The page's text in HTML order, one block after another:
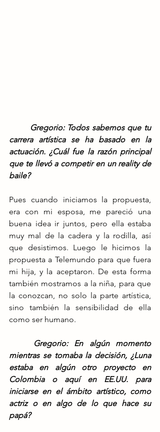
carrera artística se ha basado en la
actuación. ¿Cuál fue la razón principal
que te llevó a competir en un reality de
baile?
Pues cuando iniciamos la propuesta,
era con mi esposa, me pareció una
buena idea ir juntos, pero ella estaba
muy mal de la cadera y la rodilla, así
que desistimos. Luego le hicimos la
propuesta a Telemundo para que fuera
mi hija, y la aceptaron. De esta forma
también mostramos a la niña, para que
la conozcan, no solo la parte artística,
sino también la sensibilidad de ella
como ser humano.
Gregorio: En algún momento
mientras se tomaba la decisión, ¿Luna
estaba en algún otro proyecto en
Colombia o aquí en EE.UU. para
iniciarse en el ámbito artístico, como
actriz o en algo de lo que hace su
papá?